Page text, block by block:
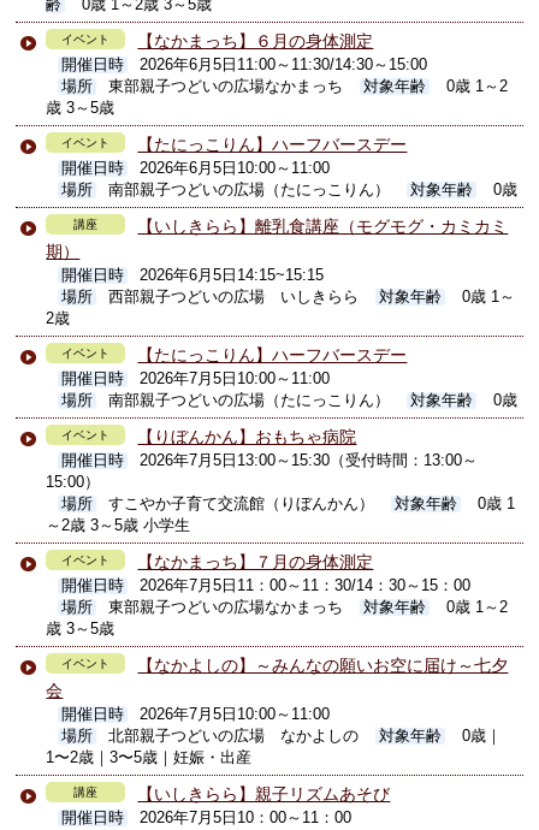
齢
0歳 1～2歳 3～5歳
イベント 【なかまっち】６月の身体測定
開催日時
2026年6月5日11:00～11:30/14:30～15:00
場所
東部親子つどいの広場なかまっち 対象年齢
0歳 1～2
歳 3～5歳
イベント 【たにっこりん】ハーフバースデー
開催日時
2026年6月5日10:00～11:00
場所
南部親子つどいの広場（たにっこりん） 対象年齢 0歳
講座
【いしきらら】離乳食講座（モグモグ・カミカミ
期）
開催日時
2026年6月5日14:15~15:15
場所
西部親子つどいの広場 いしきらら 対象年齢
0歳 1～
2歳
イベント 【たにっこりん】ハーフバースデー
開催日時
2026年7月5日10:00～11:00
場所
南部親子つどいの広場（たにっこりん） 対象年齢 0歳
イベント 【りぼんかん】おもちゃ病院
開催日時
2026年7月5日13:00～15:30（受付時間：13:00～
15:00）
場所
すこやか子育て交流館（りぼんかん） 対象年齢
0歳 1
～2歳 3～5歳 小学生
イベント 【なかまっち】７月の身体測定
開催日時
2026年7月5日11：00～11：30/14：30～15：00
場所
東部親子つどいの広場なかまっち 対象年齢
0歳 1～2
歳 3～5歳
イベント
【なかよしの】～みんなの願いお空に届け～七夕
会
開催日時
2026年7月5日10:00～11:00
場所
北部親子つどいの広場 なかよしの 対象年齢
0歳｜
1〜2歳｜3〜5歳｜妊娠・出産
講座 【いしきらら】親子リズムあそび
開催日時
2026年7月5日10：00～11：00